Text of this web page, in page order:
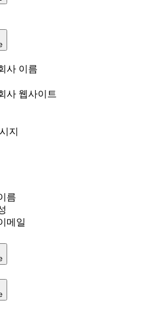
사 이름
사 웹사이트
지
름
메일